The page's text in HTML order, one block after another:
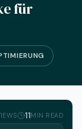
für
11MIN READ